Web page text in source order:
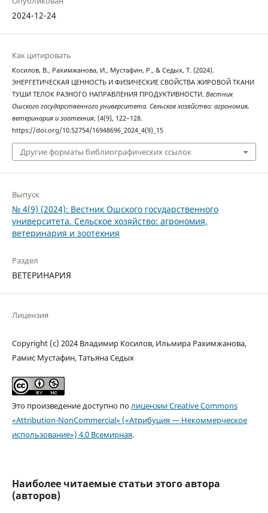
2024-12-24
Как цитировать
Косилов, В., Рахимжанова, И., Мустафин, Р., & Седых, Т. (2024).
ЭНЕРГЕТИЧЕСКАЯ ЦЕННОСТЬ И ФИЗИЧЕСКИЕ СВОЙСТВА ЖИРОВОЙ ТКАНИ
ТУШИ ТЕЛОК РАЗНОГО НАПРАВЛЕНИЯ ПРОДУКТИВНОСТИ. Вестник
Ошского государственного университета. Сельское хозяйство: агрономия,
ветеринария и зоотехния, (4(9), 122–128.
https://doi.org/10.52754/16948696_2024_4(9)_15
Другие форматы библиографических ссылок
Выпуск
№ 4(9) (2024): Вестник Ошского государственного
университета. Сельское хозяйство: агрономия,
ветеринария и зоотехния
Раздел
ВЕТЕРИНАРИЯ
Лицензия
Copyright (c) 2024 Владимир Косилов, Ильмира Рахимжанова,
Рамис Мустафин, Татьяна Седых
Это произведение доступно полицензии Creative Commons
«Attribution-NonCommercial» («Атрибуция — Некоммерческое
использование») 4.0 Всемирная.
Наиболее читаемые статьи этого автора
(авторов)